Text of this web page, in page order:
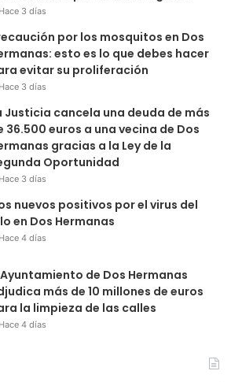
Hace 3 días
por los mosquitos en Dos
esto es lo que debes hacer
evitar su proliferación
Hace 3 días
Justicia cancela una deuda de más
36.500 euros a una vecina de Dos
gracias a la Ley de la
Oportunidad
Hace 3 días
nuevos positivos por el virus del
en Dos Hermanas
Hace 4 días
Ayuntamiento de Dos Hermanas
más de 10 millones de euros
la limpieza de las calles
Hace 4 días